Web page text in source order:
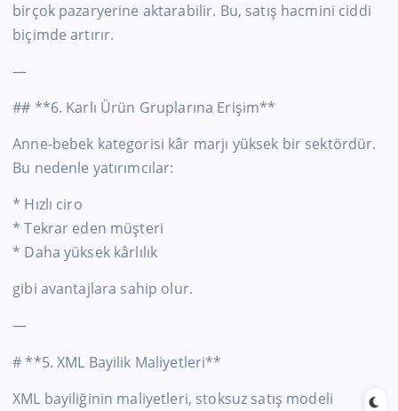
birçok pazaryerine aktarabilir. Bu, satış hacmini ciddi
biçimde artırır.
—
## **6. Karlı Ürün Gruplarına Erişim**
Anne-bebek kategorisi kâr marjı yüksek bir sektördür.
Bu nedenle yatırımcılar:
* Hızlı ciro
* Tekrar eden müşteri
* Daha yüksek kârlılık
gibi avantajlara sahip olur.
—
# **5. XML Bayilik Maliyetleri**
XML bayiliğinin maliyetleri, stoksuz satış modeli